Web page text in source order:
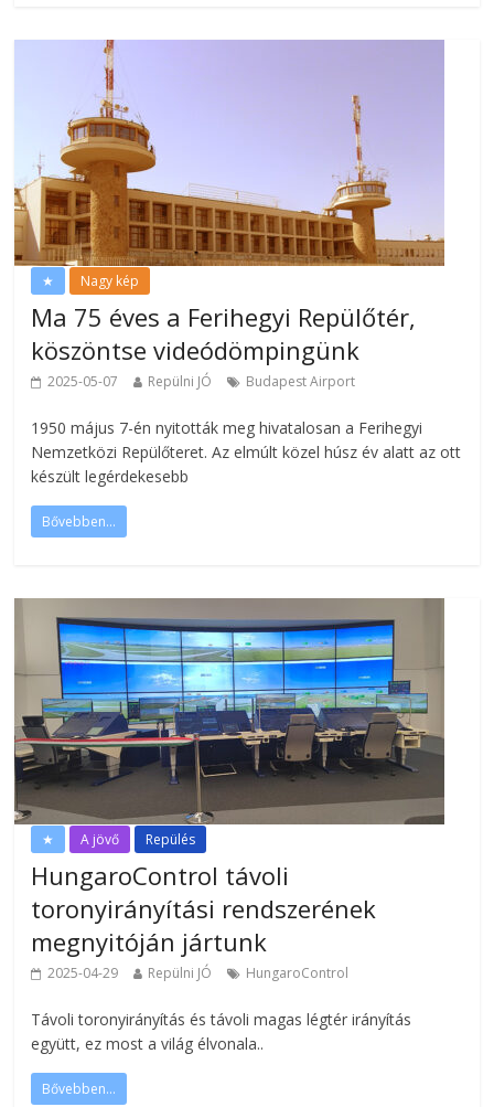
★ Nagy kép
Ma 75 éves a Ferihegyi Repülőtér,
köszöntse videódömpingünk
2025-05-07 Repülni JÓ Budapest Airport
1950 május 7-én nyitották meg hivatalosan a Ferihegyi
Nemzetközi Repülőteret. Az elmúlt közel húsz év alatt az ott
készült legérdekesebb
Bővebben...
★ A jövő Repülés
HungaroControl távoli
toronyirányítási rendszerének
megnyitóján jártunk
2025-04-29 Repülni JÓ HungaroControl
Távoli toronyirányítás és távoli magas légtér irányítás
együtt, ez most a világ élvonala..
Bővebben...